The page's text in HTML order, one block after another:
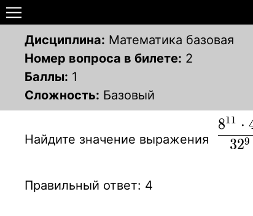
Дисциплина: Математика базовая
Номер вопроса в билете: 2
Баллы: 1
Сложность: Базовый
Найдите значение выражения 329
811 ⋅
Правильный ответ: 4